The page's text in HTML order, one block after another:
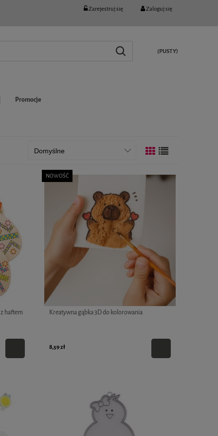
Zarejestruj się Zaloguj się
(PUSTY)
Promocje
haftem Kreatywna gąbka 3D do kolorowania
8,59 zł
NOWOŚĆ